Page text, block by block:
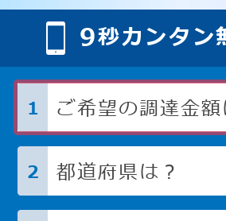
9秒カンタン
1 ご希望の調達金
2 都道府県は？